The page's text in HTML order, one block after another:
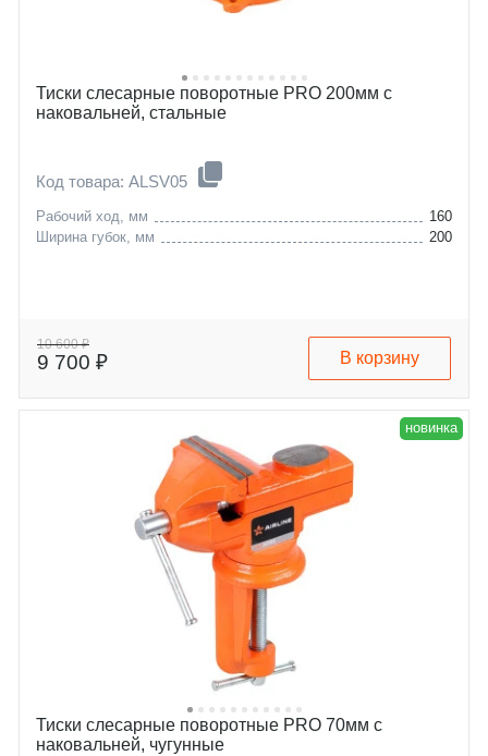
Тиски слесарные поворотные PRO 200мм с
наковальней, стальные
Код товара: ALSV05
Рабочий ход, мм
160
Ширина губок, мм
200
10 600 ₽
9 700 ₽ В корзину
новинка
Тиски слесарные поворотные PRO 70мм с
наковальней, чугунные